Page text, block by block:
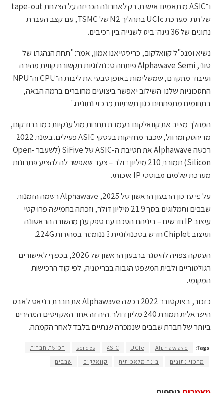
ו־ASIC מותאמים אישית. רק לאחרונה הכריזה על הצלחת tape-out
של תת-מערכת UCIe בתהליך N2 של TSMC, עם קצב העברת
נתונים של 36 גיגה־ביט לשנייה בין רכיבים.
נשיא ומנכ"ל קוואלקום, כריסטיאנו אמון, אמר: "תחת הנהגתו של
טוני, Alphawave Semi פיתחה טכנולוגיות תקשורת קווית מהירה
ועיבוד מתקדם, שמשלימות באופן טבעי את ליבות ה־CPU וה־NPU
החסכוניות שלנו. השילוב יאפשר ביצועים מחוברים ברמה הבאה,
בתחומים מתפתחים כגון תשתיות מרכזי נתונים."
המהלך מציב את קוואלקום בעמדת תחרות מול ענקיות כמו ברודקום,
מדיהטק ומרוול, שכבר מחזיקות בעסקי ASIC פעילים. בשנת 2022
רכשה Alphawave את חטיבת ה-ASIC של SiFive (לשעבר Open-
Silicon) תמורת 210 מיליון דולר – צעד שאפשר לה להציע פתרונות
מערכת שלמים מבוססי IP איכותי.
על פי עדכון הרבעון הראשון של 2025, Alphawave רשמה הזמנות
שבבים ותמלוגים בסך 21.9 מיליון דולר, וזכתה בחמישה פרויקטי
עיצוב IP חדשים – ביניהם הסכם עם ספק ענן מהשורה הראשונה
ועיצוב Chiplet חדש בטכנולוגיית 3 ננומטר במהירות 224G.
העסקה צפויה להיסגר ברבעון הראשון של 2026, בכפוף לאישורים
רגולטוריים ולבית המשפט הגבוה בבריטניה, לפי קוד הרכישות
המקומי.
כזכור, באוקטובר 2022 רכשה Alphawave את חברת בניאס לאבס
הישראלית תמורת 240 מליון דולר. היה זה אחד האקזיטים המהירים
ביותר של חברת שבבים שנמכרה שנתיים בלבד לאחר הקמתה.
Tags:
Alphawave
UCIe
ASIC
serdes
רכישת חברות
מרכזי נתונים
בינה מלאכותית קוואלקום שבבים